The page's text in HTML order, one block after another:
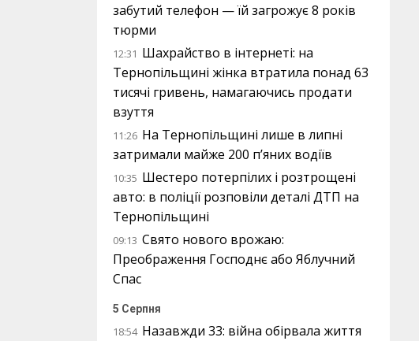
забутий телефон — їй загрожує 8 років
тюрми
12:31 Шахрайство в інтернеті: на
Тернопільщині жінка втратила понад 63
тисячі гривень, намагаючись продати
взуття
11:26 На Тернопільщині лише в липні
затримали майже 200 п’яних водіїв
10:35 Шестеро потерпілих і розтрощені
авто: в поліції розповіли деталі ДТП на
Тернопільщині
09:13 Свято нового врожаю:
Преображення Господнє або Яблучний
Спас
5 Серпня
18:54 Назавжди 33: війна обірвала життя